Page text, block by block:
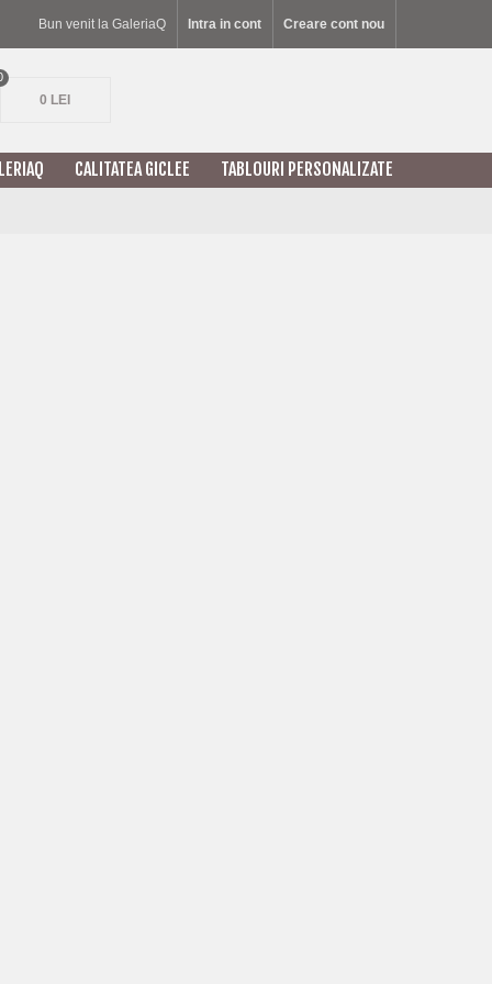
Bun venit la GaleriaQ Intra in cont Creare cont nou
0 LEI
CALITATEA GICLEE TABLOURI PERSONALIZATE